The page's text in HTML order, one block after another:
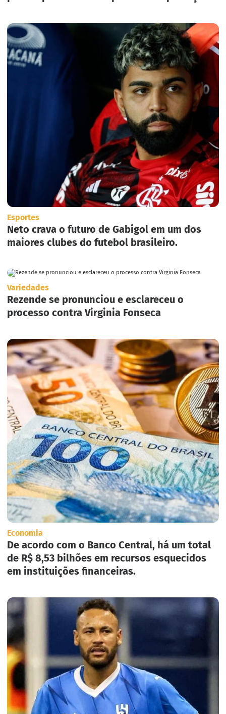
Esportes
Neto crava o futuro de Gabigol em um dos
maiores clubes do futebol brasileiro.
Variedades
Rezende se pronunciou e esclareceu o
processo contra Virginia Fonseca
Economia
De acordo com o Banco Central, há um total
de R$ 8,53 bilhões em recursos esquecidos
em instituições financeiras.